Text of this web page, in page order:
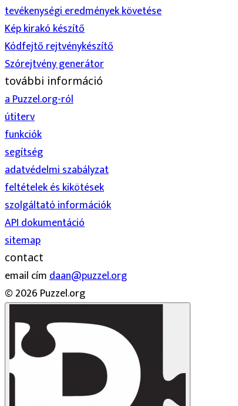
tevékenységi eredmények követése
Kép kirakó készítő
Kódfejtő rejtvénykészítő
Szórejtvény generátor
további információ
a Puzzel.org-ról
útiterv
funkciók
segítség
adatvédelmi szabályzat
feltételek és kikötések
szolgáltató információk
API dokumentáció
sitemap
contact
email címdaan@puzzel.org
© 2026 Puzzel.org